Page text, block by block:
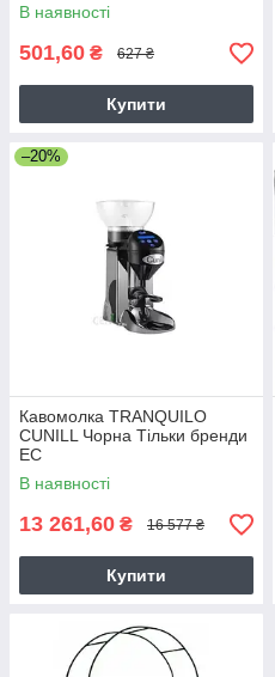
В наявності
501,60 ₴ 627 ₴
Купити
–20%
Кавомолка TRANQUILO
CUNILL Чорна Тільки бренди
ЕС
В наявності
13 261,60 ₴ 16 577 ₴
Купити